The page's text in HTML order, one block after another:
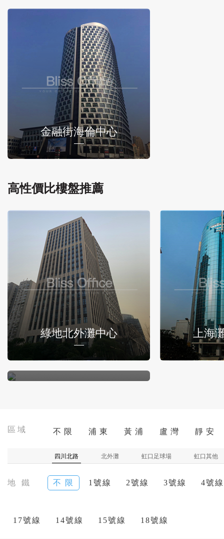
金融街海倫中心
高性價比樓盤推薦
綠地北外灘中心
上海
福德商務中心
區域 不 限 浦 東 黃 浦 盧 灣 靜 安
四川北路 北外灘 虹口足球場 虹口其他
地 鐵 不 限 1號線 2號線 3號線 4號線
17號線 14號線 15號線 18號線